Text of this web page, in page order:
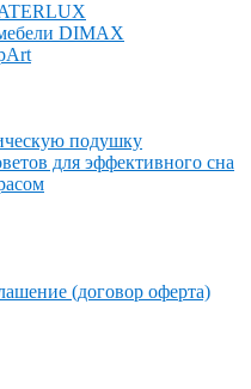
DIMAX
подушку
для эффективного сна
(договор оферта)